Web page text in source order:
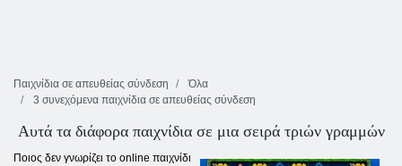
Παιχνίδια σε απευθείας σύνδεση
Όλα
3 συνεχόμενα παιχνίδια σε απευθείας σύνδεση
Αυτά τα διάφορα παιχνίδια σε μια σειρά τριών γραμμών
Ποιος δεν γνωρίζει το online παιχνίδι